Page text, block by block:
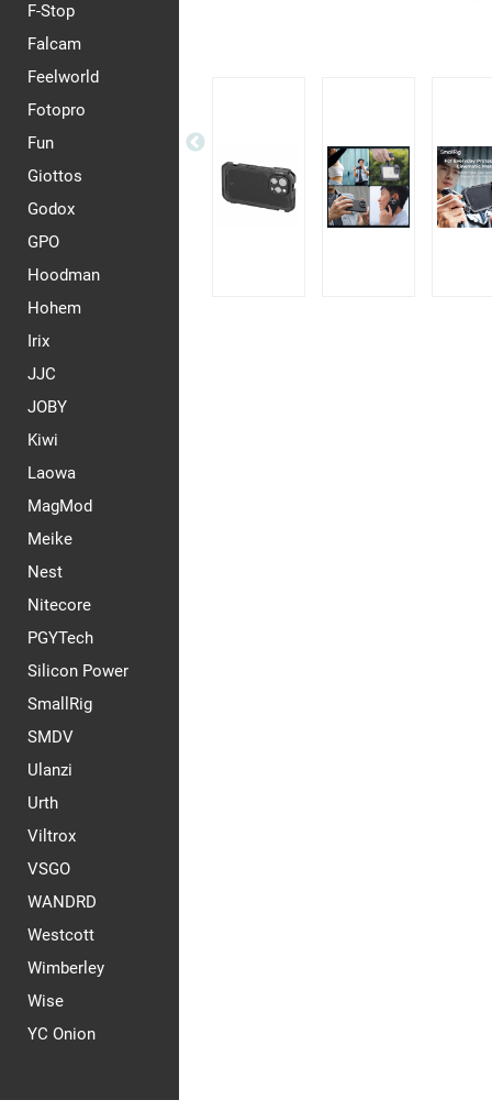
F-Stop
Falcam
Feelworld
Fotopro
Fun
Giottos
Godox
GPO
Hoodman
Hohem
Irix
JJC
JOBY
Kiwi
Laowa
MagMod
Meike
Nest
Nitecore
PGYTech
Silicon Power
SmallRig
SMDV
Ulanzi
Urth
Viltrox
VSGO
WANDRD
Westcott
Wimberley
Wise
YC Onion